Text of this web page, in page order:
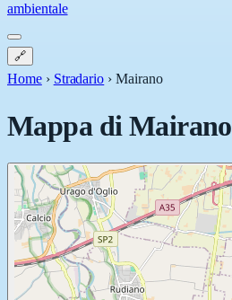
ambientale
🔗
Home › Stradario ›Mairano
Mappa diMairano